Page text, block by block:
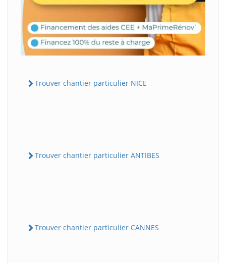
Trouver chantier particulier NICE
Trouver chantier particulier ANTIBES
Trouver chantier particulier CANNES